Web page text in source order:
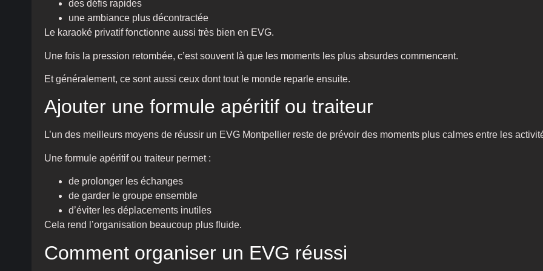
des défis rapides
une ambiance plus décontractée
Le karaoké privatif fonctionne aussi très bien en EVG.
Une fois la pression retombée, c’est souvent là que les moments les plus absurdes commencent.
Et généralement, ce sont aussi ceux dont tout le monde reparle ensuite.
Ajouter une formule apéritif ou traiteur
L’un des meilleurs moyens de réussir un EVG Montpellier reste de prévoir des moments plus calmes entre les
Une formule apéritif ou traiteur permet :
de prolonger les échanges
de garder le groupe ensemble
d’éviter les déplacements inutiles
Cela rend l’organisation beaucoup plus fluide.
Comment organiser un EVG réussi